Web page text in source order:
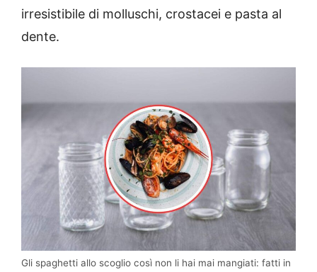
irresistibile di molluschi, crostacei e pasta al
dente.
Gli spaghetti allo scoglio così non li hai mai mangiati: fatti in